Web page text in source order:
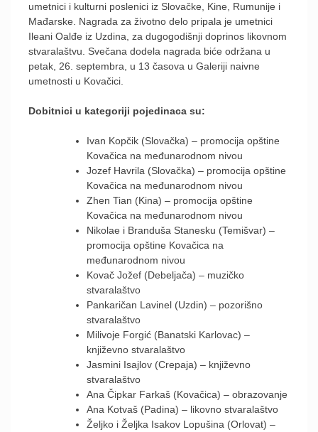
umetnici i kulturni poslenici iz Slovačke, Kine, Rumunije i
Mađarske. Nagrada za životno delo pripala je umetnici
Ileani Oalđe iz Uzdina, za dugogodišnji doprinos likovnom
stvaralaštvu. Svečana dodela nagrada biće održana u
petak, 26. septembra, u 13 časova u Galeriji naivne
umetnosti u Kovačici.
Dobitnici u kategoriji pojedinaca su:
Ivan Kopčik (Slovačka) – promocija opštine
Kovačica na međunarodnom nivou
Jozef Havrila (Slovačka) – promocija opštine
Kovačica na međunarodnom nivou
Zhen Tian (Kina) – promocija opštine
Kovačica na međunarodnom nivou
Nikolae i Branduša Stanesku (Temišvar) –
promocija opštine Kovačica na
međunarodnom nivou
Kovač Jožef (Debeljača) – muzičko
stvaralaštvo
Pankaričan Lavinel (Uzdin) – pozorišno
stvaralaštvo
Milivoje Forgić (Banatski Karlovac) –
književno stvaralaštvo
Jasmini Isajlov (Crepaja) – književno
stvaralaštvo
Ana Čipkar Farkaš (Kovačica) – obrazovanje
Ana Kotvaš (Padina) – likovno stvaralaštvo
Željko i Željka Isakov Lopušina (Orlovat) –